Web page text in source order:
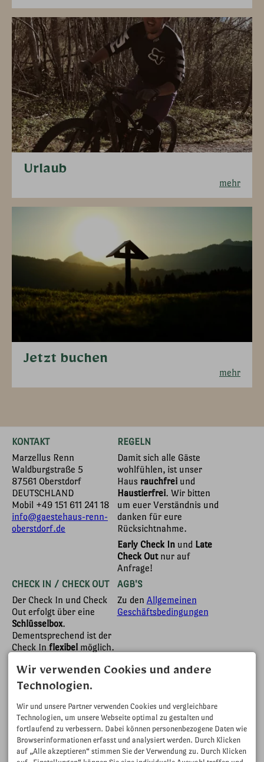
Urlaub
mehr
Jetzt buchen
mehr
KONTAKT
Marzellus Renn
Waldburgstraße 5
87561 Oberstdorf
DEUTSCHLAND
Mobil +49 151 611 241 18
info@gaestehaus-renn-
oberstdorf.de
REGELN
Damit sich alle Gäste
wohlfühlen, ist unser
Haus rauchfreiund
Haustierfrei. Wir bitten
um euer Verständnis und
danken für eure
Rücksichtnahme.
Early Check Inund Late
Check Outnur auf
Anfrage!
CHECK IN / CHECK OUT
Der Check In und Check
Out erfolgt über eine
Schlüsselbox.
Dementsprechend ist der
Check In flexibel möglich.
Gäste ihr Apartment
zeitgerecht beziehen
können, bitte ich Sie die
Check Out Zeit zu
beachten.
Check In: 15:00 - 21:30
Uhr
Check Out: bis 09:30
AGB'S
Zu den Allgemeinen
Geschäftsbedingungen
Wir verwenden Cookies und andere
Technologien.
Wir und unsere Partner verwenden Cookies und vergleichbare
Technologien, um unsere Webseite optimal zu gestalten und
fortlaufend zu verbessern. Dabei können personenbezogene Daten wie
Browserinformationen erfasst und analysiert werden. Durch Klicken
auf „Alle akzeptieren“ stimmen Sie der Verwendung zu. Durch Klicken